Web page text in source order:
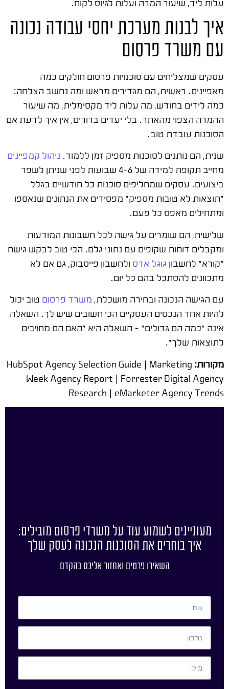
איך לבנות מערכת יחסי עבודה נכונה
עם משרד פרסום
עסקים שמצליחים עם סוכנויות פרסום חולקים כמה
מאפיינים. ראשית, הם מגדירים מראש ומה נחשב הצלחה:
כמה לידים בחודש, מה עלות ליד מקסימלית, מה שיעור
ההמרה הצפוי מהאתר. בלי יעדים ברורים, אין איך לדעת אם
הסוכנות עובדת טוב.
שנית, הם נותנים לסוכנות מספיק זמן ללמוד. ניהול קמפיינים
מחייב תקופת למידה של 4-6 שבועות לפני שניתן לשפר
ביצועים. עסקים שמחליפים סוכנות כל חודשיים בגלל
"תוצאות לא טובות מספיק" מפסידים את הנתונים שנאספו
ומתחילים מאפס כל פעם.
שלישית, הם שומרים על גישה לכל חשבונות המודעות
ומקבלים דוחות שקופים עם נתוני גלם. הכי טוב לבקש גישת
"קורא" לחשבוןגוגל אדס ולחשבון פייסבוק, גם אם לא
מתכוונים להסתכל בהם כל יום.
עם הגישה הנכונה ובחירה מושכלת, משרד פרסום טוב יכול
להיות אחד הנכסים העסקיים הכי חשובים שיש לך. השאלה
אינה "כמה הם גדולים" – השאלה היא "האם הם מחויבים
לתוצאות שלך".
מקורות: HubSpot Agency Selection Guide | Marketing
Week Agency Report | Forrester Digital Agency
Research | eMarketer Agency Trends
מעוניינים לשמוע עוד על משרדי פרסום מובילים:
איך בוחרים את הסוכנות הנכונה לעסק שלך
השאירו פרטים ואחזור אליכם בהקדם